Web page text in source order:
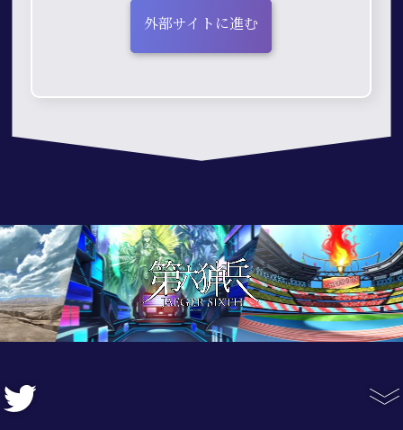
外部サイトに進む